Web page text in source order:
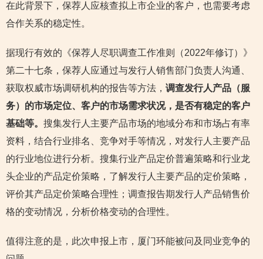
在此背景下，保荐人应核查拟上市企业的客户，也需要考虑
合作关系的稳定性。
据现行有效的《保荐人尽职调查工作准则（2022年修订）》
第二十七条，保荐人应通过与发行人销售部门负责人沟通、
获取权威市场调研机构的报告等方法， 调查发行人产品（服
务）的市场定位、客户的市场需求状况，是否有稳定的客户
基础等。 搜集发行人主要产品市场的地域分布和市场占有率
资料，结合行业排名、竞争对手等情况，对发行人主要产品
的行业地位进行分析。搜集行业产品定价普遍策略和行业龙
头企业的产品定价策略，了解发行人主要产品的定价策略，
评价其产品定价策略合理性；调查报告期发行人产品销售价
格的变动情况，分析价格变动的合理性。
值得注意的是，此次申报上市，厦门环能被问及同业竞争的